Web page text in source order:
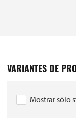
VARIANTES DE
Mostrar sólo